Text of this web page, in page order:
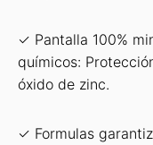
✓ Pantalla 100%
químicos:
óxido de zinc.
✓ Formulas